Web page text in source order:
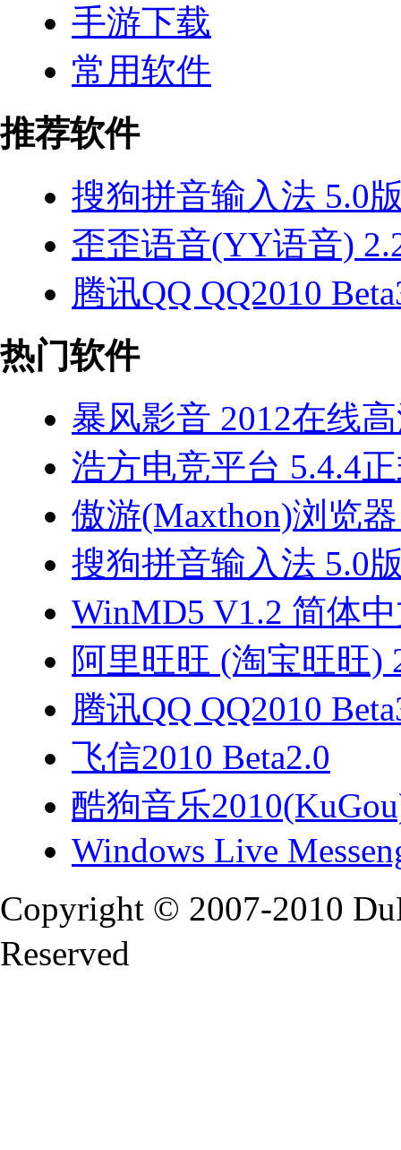
手游下载
常用软件
推荐软件
搜狗拼音输入法 5.0
歪歪语音(YY语音)
腾讯QQ QQ2010
热门软件
暴风影音 2012在线
浩方电竞平台 5.4.4
傲游(Maxthon)浏览
搜狗拼音输入法 5.0
WinMD5 V1.2 简体
阿里旺旺 (淘宝旺旺)
腾讯QQ QQ2010
飞信2010 Beta2.0
酷狗音乐
Windows Live
Copyright © 2007-2010
Reserved